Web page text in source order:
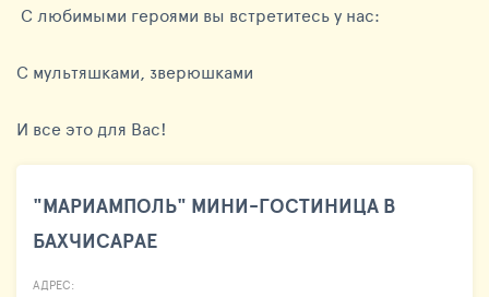
С любимыми героями вы встретитесь у нас:
С мультяшками, зверюшками
И все это для Вас!
"МАРИАМПОЛЬ" МИНИ-ГОСТИНИЦА В
БАХЧИСАРАЕ
АДРЕС: